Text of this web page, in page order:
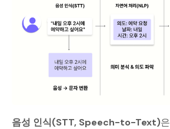
음성 인식(STT, Speech-to-Text)은